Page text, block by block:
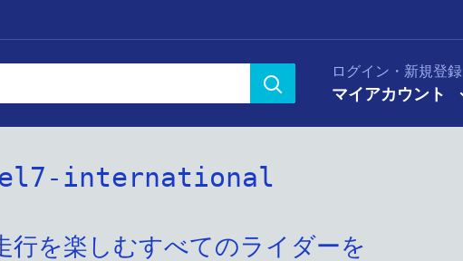
ログイン・新規登録
マイアカウント
international
行を楽しむすべてのライダーを